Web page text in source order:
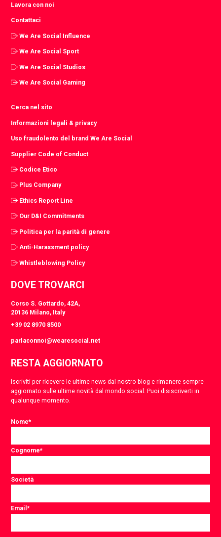
Lavora con noi
Contattaci
We Are Social Influence
We Are Social Sport
We Are Social Studios
We Are Social Gaming
Cerca nel sito
Informazioni legali & privacy
Uso fraudolento del brand We Are Social
Supplier Code of Conduct
Codice Etico
Plus Company
Ethics Report Line
Our D&I Commitments
Politica per la parità di genere
Anti-Harassment policy
Whistleblowing Policy
DOVE TROVARCI
Corso S. Gottardo, 42A,
20136 Milano, Italy
+39 02 8970 8500
parlaconnoi@wearesocial.net
RESTA AGGIORNATO
Iscriviti per ricevere le ultime news dal nostro blog e rimanere sempre
aggiornato sulle ultime novità dal mondo social. Puoi disiscriverti in
qualunque momento.
Nome*
Cognome*
Società
Email*